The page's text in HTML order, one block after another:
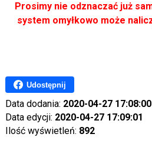
Prosimy nie odznaczać już
system omyłkowo może
Udostępnij
Data dodania: 2020-04-27 17:08:00
Data edycji: 2020-04-27 17:09:01
Ilość wyświetleń: 892